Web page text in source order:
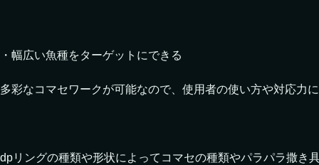
・幅広い魚種をターゲットにできる
多彩なコマセワークが可能なので、使用者の使い方や対応力
dpリングの種類や形状によってコマセの種類やパラパラ撒き